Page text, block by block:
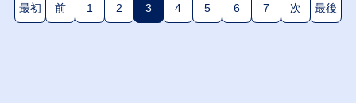
最初 前 1 2 3(現在のページ)
4 5 6 7 次 最後